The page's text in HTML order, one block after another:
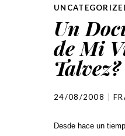
Un
de Mi
Talvez?
24/08/2008
Desde hace un